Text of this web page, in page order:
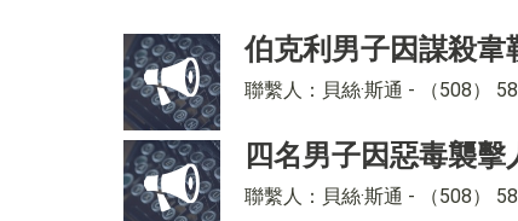
伯克利男子因謀殺韋
聯繫人：貝絲·斯通 - （508）
四名男子因惡毒襲
聯繫人：貝絲·斯通 - （508）